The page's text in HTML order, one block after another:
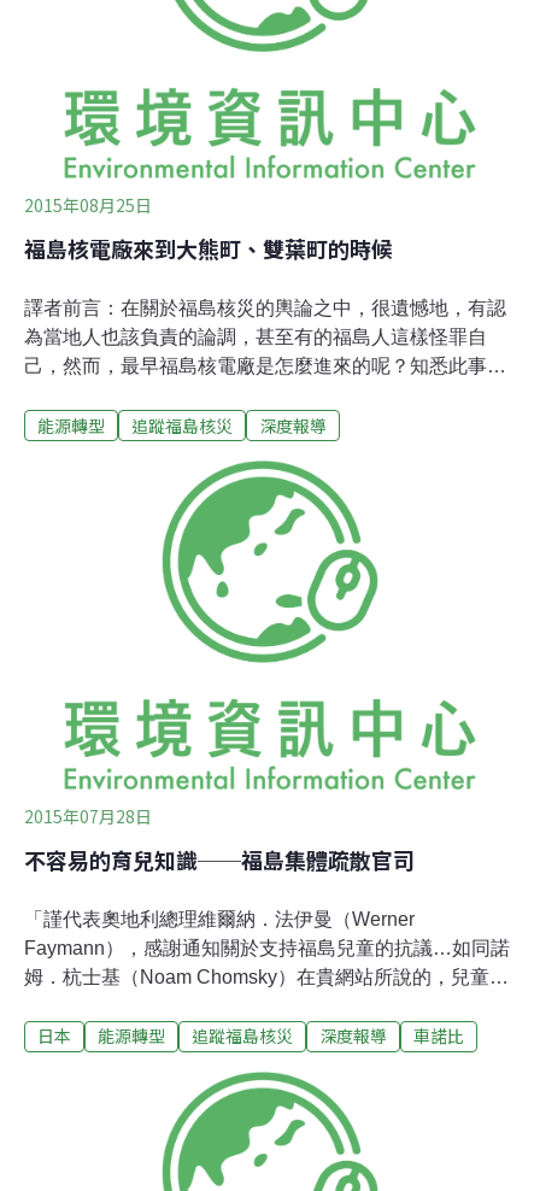
本片採訪了特別多的醫療機構，包括烏克蘭保健省、教育
部、國立資訊中心、放射線醫學研究所、內分泌研究所
裡（專書、影片Q&A）更清楚地指明相關資料與論文。烏
克蘭國立放射線醫學研究所愛芙凱
2015年08月25日
福島核電廠來到大熊町、雙葉町的時候
譯者前言：在關於福島核災的輿論之中，很遺憾地，有認
為當地人也該負責的論調，甚至有的福島人這樣怪罪自
己，然而，最早福島核電廠是怎麼進來的呢？知悉此事的
僅存的目擊證人。以下，是日本公民記者奧村岳志，透過
字眼為糖衣的──設廠說明原貌；及核電廠被設置於偏鄉，
與日本重工輕農、貿易自由化之間，在經濟發展史上的深
刻關連。雙葉町居民、池田耕一先生（84歲），擁有位於
中間儲存設施預定地（存放福島縣輻射污染物的地方）的
土地所有權。他對於國家施作中間儲存設施的方式感到
「不能接受」。這次我們請他談談，大熊町、雙葉町被決
定為核電廠建地時的所見所聞。
能源轉型 追蹤福島核災 深度報導
2015年07月28日
不容易的育兒知識──福島集體疏散官司
「謹代表奧地利總理維爾納．法伊曼（Werner
Faymann），感謝通知關於支持福島兒童的抗議…如同諾
姆．杭士基（Noam Chomsky）在貴網站所說的，兒童是
與支援。…」來自奧地利的支持，讓「福島集體疏散官
（以下簡稱疏散官司），是指福島縣郡山市中小學生與其
家長，為求免於核輻射、安全的學習環境，自2011年日本
政府提高人體（人工）輻射容許標準20倍以來（一年20毫
西弗），一連串對郡山市政府展開的司法行動，主要訴求
日本 能源轉型 追蹤福島核災 深度報導 車諾比